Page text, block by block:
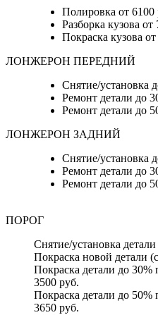
Полировка от 6100
Разборка кузова от
Покраска кузова
ЛОНЖЕРОН ПЕРЕДНИЙ
Снятие/установка
Ремонт детали до
Ремонт детали до
ЛОНЖЕРОН ЗАДНИЙ
Снятие/установка
Ремонт детали до
Ремонт детали до
ПОРОГ
Снятие/установка
Покраска новой детали
Покраска детали до
3500 руб.
Покраска детали до
3650 руб.